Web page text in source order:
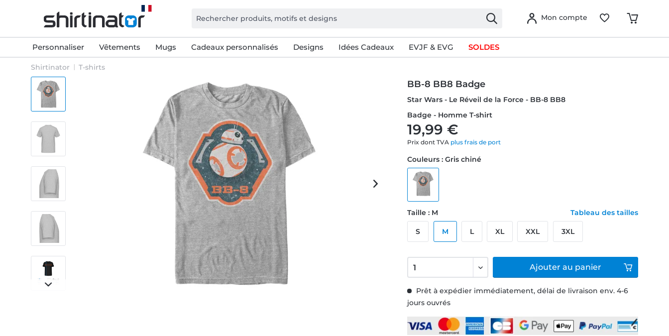
Mon compte
Personnaliser Vêtements Mugs Cadeaux personnalisés Designs Idées Cadeaux EVJF & EVG SOLDES
Shirtinator T-shirts
BB-8 BB8 Badge
Star Wars - Le Réveil de la Force - BB-8 BB8
Badge - Homme T-shirt
19,99 €
Prix dont TVA plus frais de port
Prêt à expédier immédiatement, délai de livraison env. 4-6
jours ouvrés
Couleurs : Gris chiné
Taille : M Tableau des tailles
S M L XL XXL 3XL
Ajouter au panier